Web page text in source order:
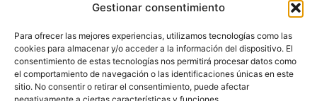
Gestionar consentimiento
Para ofrecer las mejores experiencias, utilizamos tecnologías como las
cookies para almacenar y/o acceder a la información del dispositivo. El
consentimiento de estas tecnologías nos permitirá procesar datos como
el comportamiento de navegación o las identificaciones únicas en este
sitio. No consentir o retirar el consentimiento, puede afectar
© 2026 | Todos los derechos